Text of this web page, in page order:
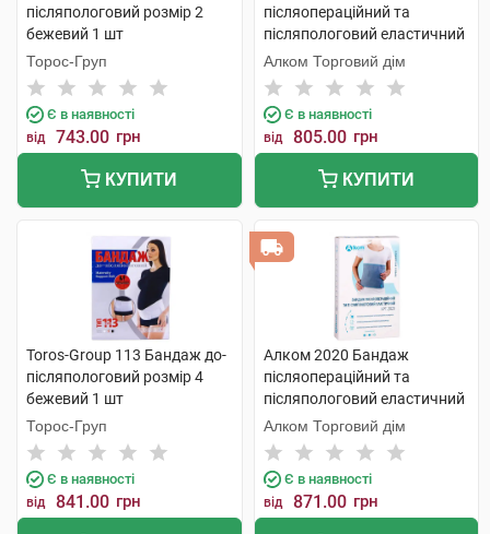
післяпологовий розмір 2
бежевий 1 шт
Торос-Груп
Є в наявності
від 743.00 грн
КУПИТИ
післяопераційний та
післяпологовий еластичний
розмір 7 1 шт
Алком Торговий дім
Є в наявності
від 805.00 грн
КУПИТИ
Toros-Group 113 Бандаж до-
післяпологовий розмір 4
бежевий 1 шт
Торос-Груп
Є в наявності
від 841.00 грн
Алком 2020 Бандаж
післяопераційний та
післяпологовий еластичний
розмір 8 1 шт
Алком Торговий дім
Є в наявності
від 871.00 грн